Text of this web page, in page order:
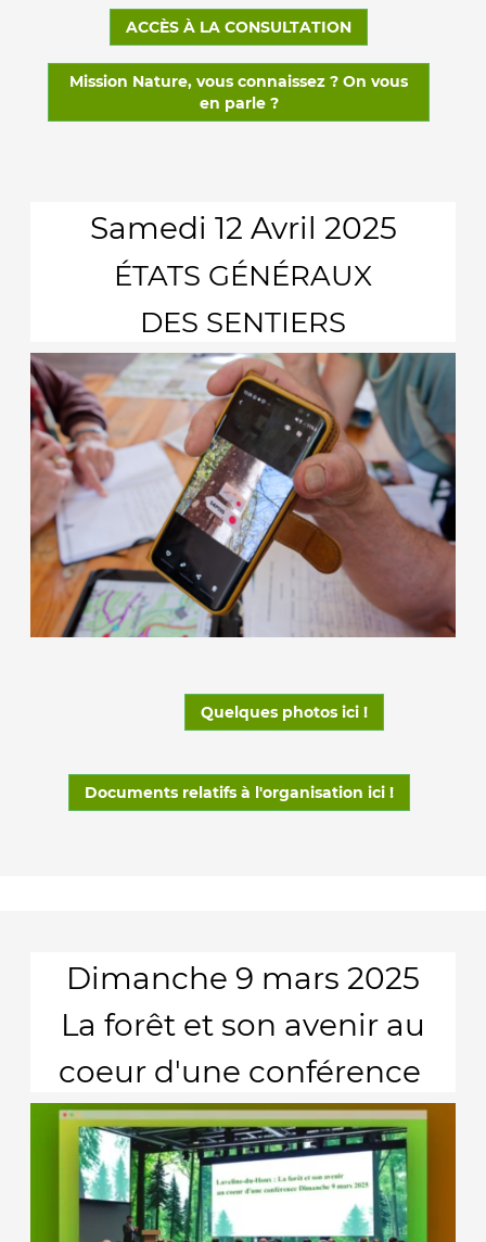
ACCÈS À LA CONSULTATION
Mission Nature, vous connaissez ? On vous
en parle ?
Samedi 12 Avril 2025
ÉTATS GÉNÉRAUX
DES SENTIERS
Quelques photos ici !
Documents relatifs à l'organisation ici !
Dimanche 9 mars 2025
La forêt et son avenir au
coeur d'une conférence